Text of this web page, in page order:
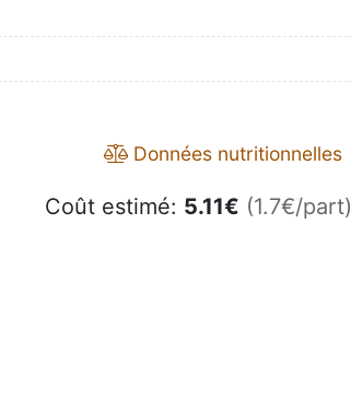
Données nutritionnelles
Coût estimé: 5.11€ (1.7€/part)